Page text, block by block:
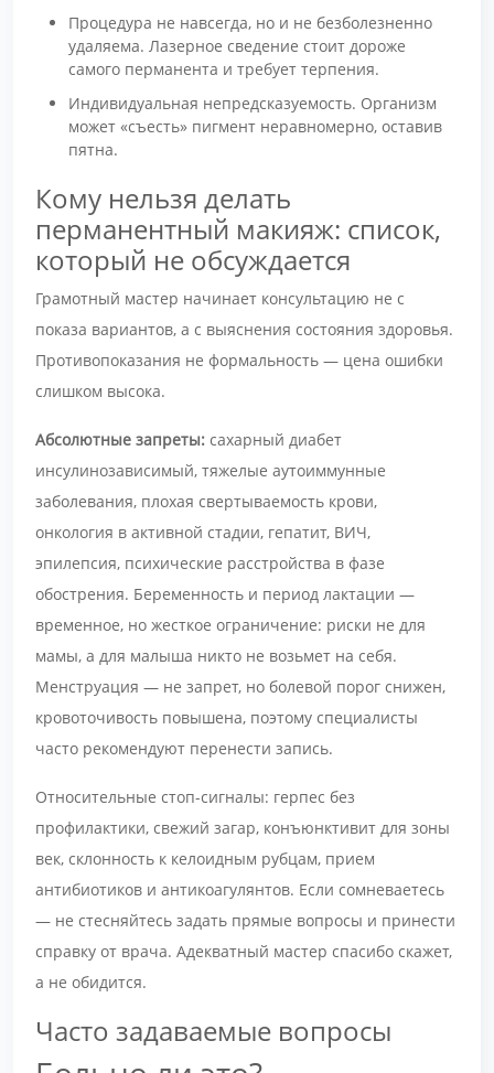
Процедура не навсегда, но и не безболезненно
удаляема. Лазерное сведение стоит дороже
самого перманента и требует терпения.
Индивидуальная непредсказуемость. Организм
может «съесть» пигмент неравномерно, оставив
пятна.
Кому нельзя делать
перманентный макияж: список,
который не обсуждается
Грамотный мастер начинает консультацию не с
показа вариантов, а с выяснения состояния здоровья.
Противопоказания не формальность — цена ошибки
слишком высока.
Абсолютные запреты: сахарный диабет
инсулинозависимый, тяжелые аутоиммунные
заболевания, плохая свертываемость крови,
онкология в активной стадии, гепатит, ВИЧ,
эпилепсия, психические расстройства в фазе
обострения. Беременность и период лактации —
временное, но жесткое ограничение: риски не для
мамы, а для малыша никто не возьмет на себя.
Менструация — не запрет, но болевой порог снижен,
кровоточивость повышена, поэтому специалисты
часто рекомендуют перенести запись.
Относительные стоп-сигналы: герпес без
профилактики, свежий загар, конъюнктивит для зоны
век, склонность к келоидным рубцам, прием
антибиотиков и антикоагулянтов. Если сомневаетесь
— не стесняйтесь задать прямые вопросы и принести
справку от врача. Адекватный мастер спасибо скажет,
а не обидится.
Часто задаваемые вопросы